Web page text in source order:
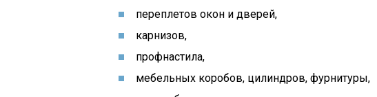
переплетов окон и дверей,
карнизов,
профнастила,
мебельных коробов, цилиндров, фурнитуры,